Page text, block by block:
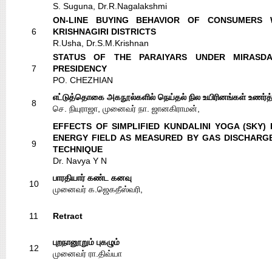
S. Suguna, Dr.R.Nagalakshmi
6
ON-LINE BUYING BEHAVIOR OF CONSUMERS
KRISHNAGIRI DISTRICTS
R.Usha, Dr.S.M.Krishnan
7
STATUS OF THE PARAIYARS UNDER
PRESIDENCY
PO. CHEZHIAN
8
எட்டுத்தொகை அகநூல்களில் நெய்தல் நில உயிரினங்கள்
செ. நியுராஜா, முனைவர் நா. ஜானகிராமன்,
9
EFFECTS OF SIMPLIFIED KUNDALINI YOGA (SKY)
ENERGY FIELD AS MEASURED BY GAS
TECHNIQUE
Dr. Navya Y N
10
பாரதியார் கண்ட கனவு
முனைவர் க.ஜெகதீஸ்வரி,
11 Retract
12
புறநானூறும் புகழும்
முனைவர் ரா.திவ்யா